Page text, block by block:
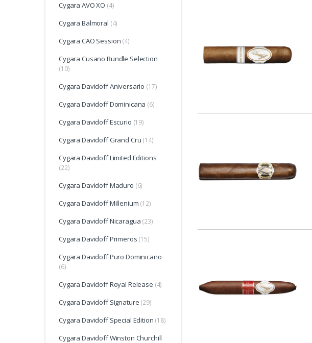
Cygara AVO XO (4)
Cygara Balmoral (4)
Cygara CAO Session (4)
Cygara Cusano Bundle Selection
(10)
Cygara Davidoff Aniversario (17)
Cygara Davidoff Dominicana (6)
Cygara Davidoff Escurio (19)
Cygara Davidoff Grand Cru (14)
Cygara Davidoff Limited Editions
(22)
Cygara Davidoff Maduro (6)
Cygara Davidoff Millenium (12)
Cygara Davidoff Nicaragua (23)
Cygara Davidoff Primeros (15)
Cygara Davidoff Puro Dominicano
(6)
Cygara Davidoff Royal Release (4)
Cygara Davidoff Signature (29)
Cygara Davidoff Special Edition (18)
Cygara Davidoff Winston Churchill